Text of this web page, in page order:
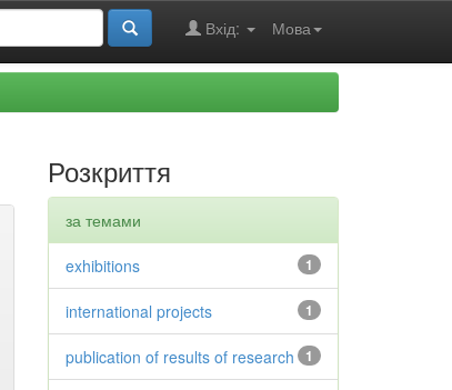
Мова
Вхід:
Розкриття
за темами
1
exhibitions
1
international projects
1
publication of results of research